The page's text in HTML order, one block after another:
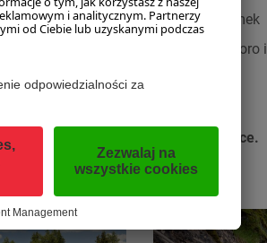
i edukacji. Jest wśród nich Zamek
huśtawki i ptasie gniazda, jezioro i
się tu17 km oznakowanych szlaków
też
w prawdziwej alpejskiej wspinaczce.